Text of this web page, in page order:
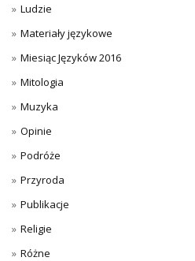
Ludzie
Materiały językowe
Miesiąc Języków 2016
Mitologia
Muzyka
Opinie
Podróże
Przyroda
Publikacje
Religie
Różne